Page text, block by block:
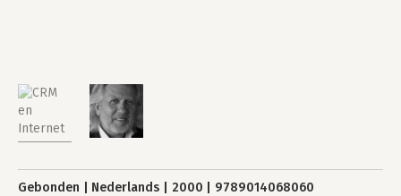
Gebonden Nederlands 2000 9789014068060